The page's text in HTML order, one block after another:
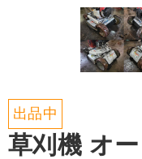
出品中
草刈機 オ